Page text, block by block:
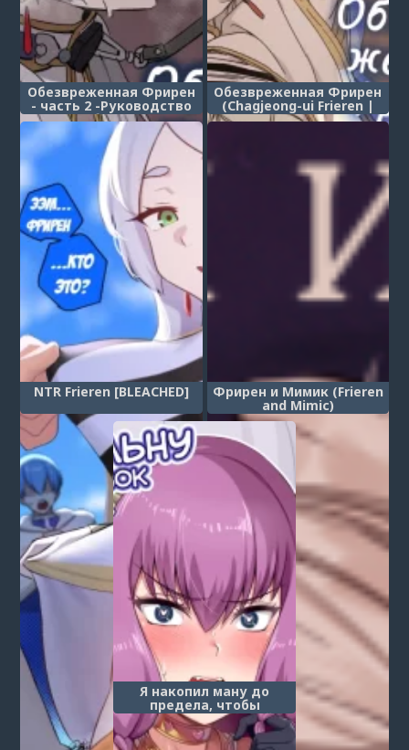
Обезвреженная Фрирен
- часть 2 -Руководство
по обучению-
(Chagjeong-ui Frieren -
Jogyopyeon-)
Обезвреженная Фрирен
(Chagjeong-ui Frieren |
Frieren the Righteous)
NTR Frieren [BLEACHED] Фрирен и Мимик (Frieren
and Mimic)
Я накопил ману до
предела, чтобы
справиться с Аурой
одним ударом (Aura to
Ippatsu Yaru Tame